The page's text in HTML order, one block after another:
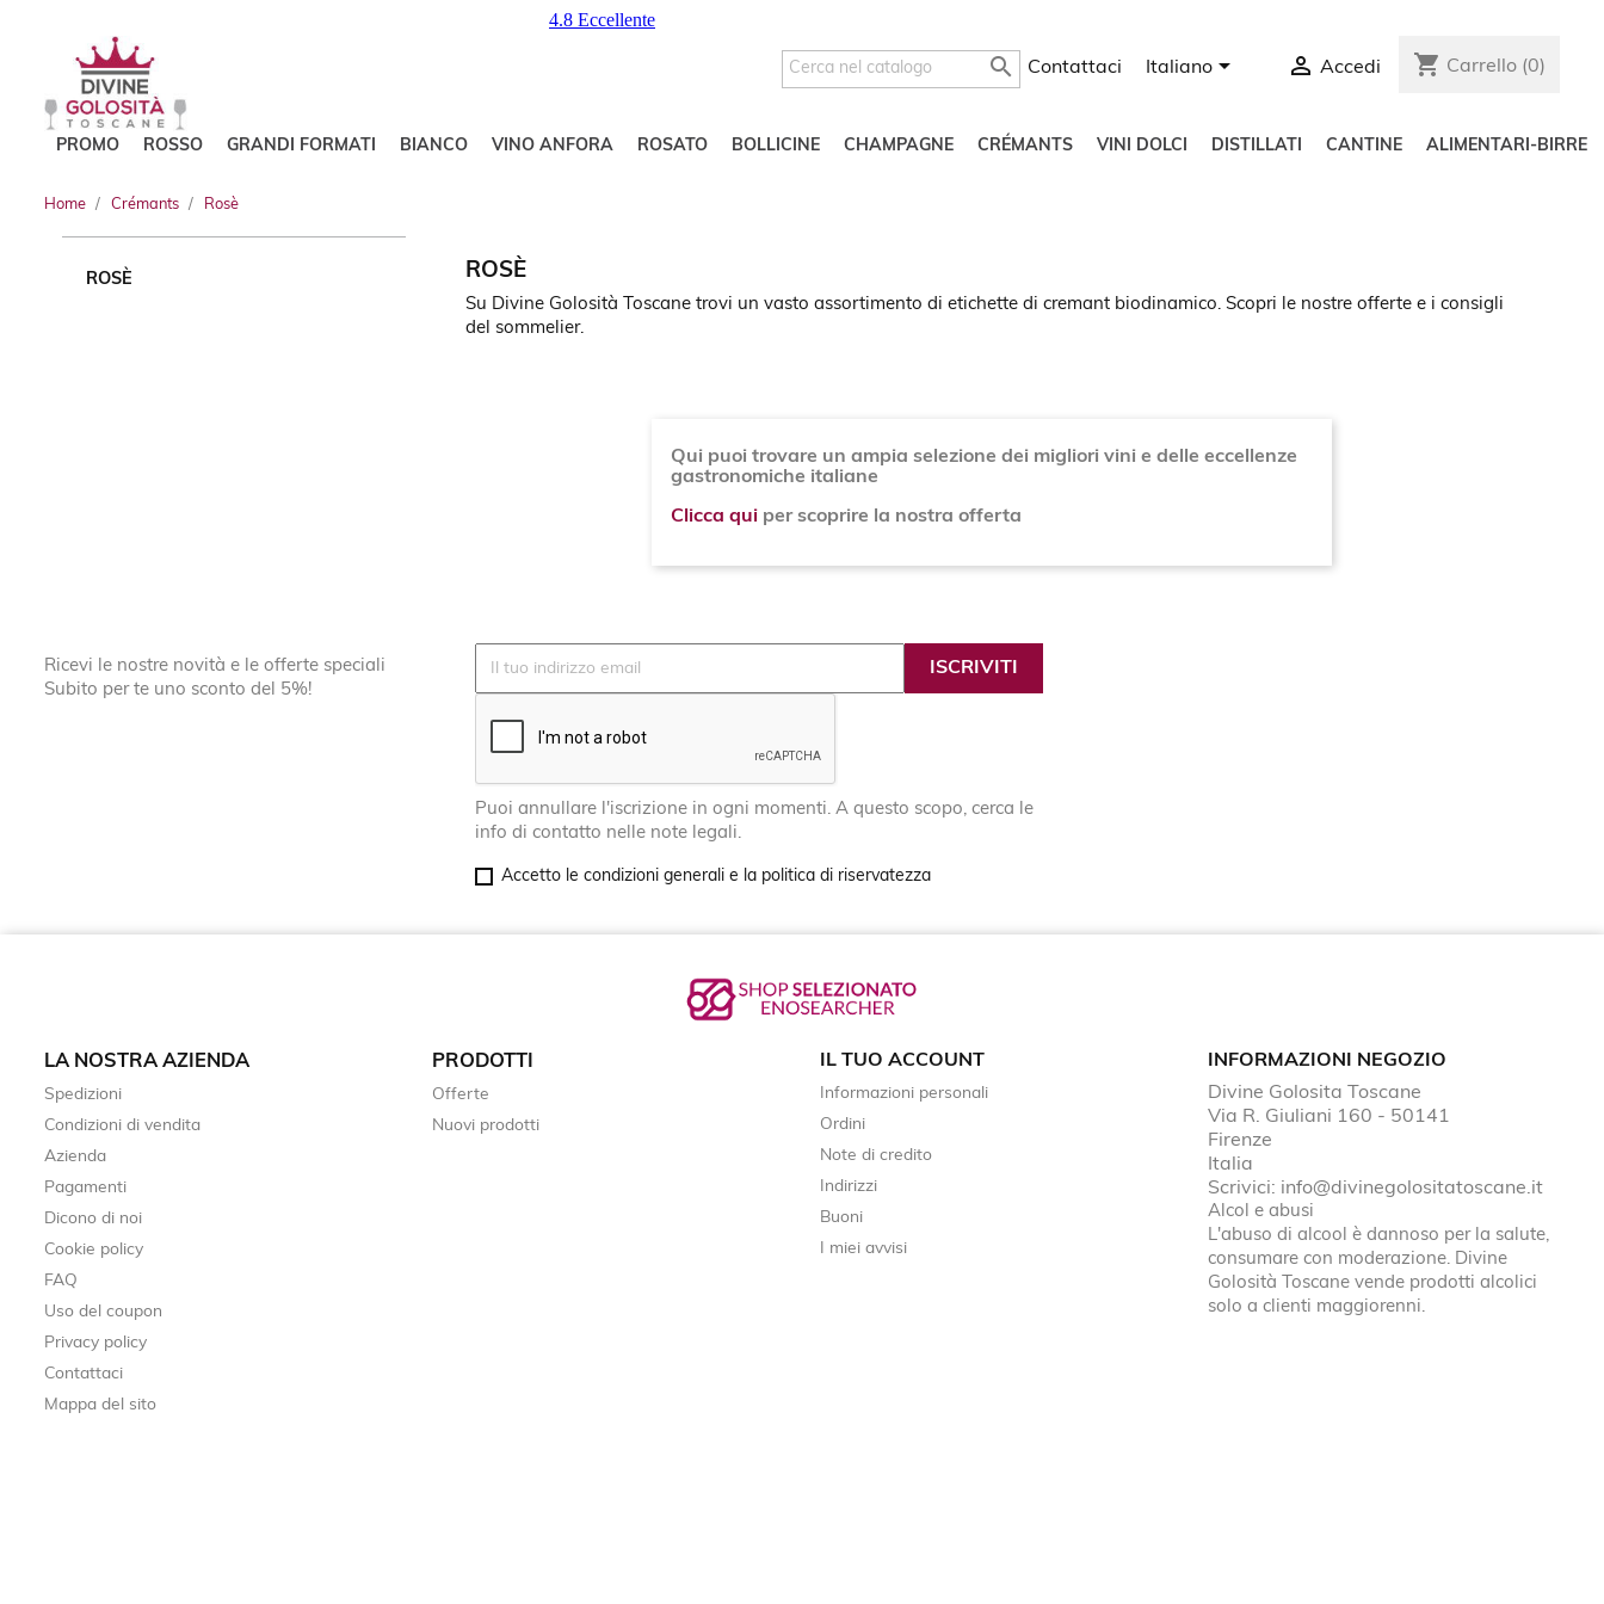
 Contattaci Italiano  Accedi shopping_cart Carrello (0)
PROMO ROSSO GRANDI FORMATI BIANCO VINO ANFORA ROSATO BOLLICINE CHAMPAGNE CRÉMANTS VINI DOLCI DISTILLATI CANTINE ALIMENTARI-BIRRE
Home Crémants Rosè
ROSÈ ROSÈ
Su Divine Golosità Toscane trovi un vasto assortimento di etichette di cremant biodinamico. Scopri le nostre offerte e i consigli
del sommelier.
Qui puoi trovare un ampia selezione dei migliori vini e delle eccellenze
gastronomiche italiane
Clicca qui per scoprire la nostra offerta
Ricevi le nostre novità e le offerte speciali
Subito per te uno sconto del 5%!
Puoi annullare l'iscrizione in ogni momenti. A questo scopo, cerca le
info di contatto nelle note legali.
Accetto le condizioni generali e la politica di riservatezza
LA NOSTRA AZIENDA
Spedizioni
Condizioni di vendita
Azienda
Pagamenti
Dicono di noi
Cookie policy
FAQ
Uso del coupon
Privacy policy
Contattaci
Mappa del sito
PRODOTTI
Offerte
Nuovi prodotti
IL TUO ACCOUNT
Informazioni personali
Ordini
Note di credito
Indirizzi
Buoni
I miei avvisi
INFORMAZIONI NEGOZIO
Divine Golosita Toscane
Via R. Giuliani 160 - 50141
Firenze
Italia
Scrivici: info@divinegolositatoscane.it
Alcol e abusi
L'abuso di alcool è dannoso per la salute,
consumare con moderazione. Divine
Golosità Toscane vende prodotti alcolici
solo a clienti maggiorenni.